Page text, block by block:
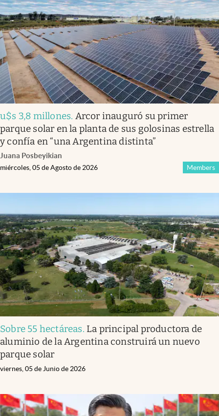
Infotechnology
Clase
Clima
Mundial 2026
Eventos Corporativos
El Cronista Studio
Mediakit
abre en nueva pestaña
Argentina
u$s 3,8 millones. Arcor inauguró su primer
parque solar en la planta de sus golosinas estrella
y confía en “una Argentina distinta”
Juana Posbeyikian
Members
miércoles, 05 de Agosto de 2026
Sobre 55 hectáreas. La principal productora de
aluminio de la Argentina construirá un nuevo
parque solar
viernes, 05 de Junio de 2026